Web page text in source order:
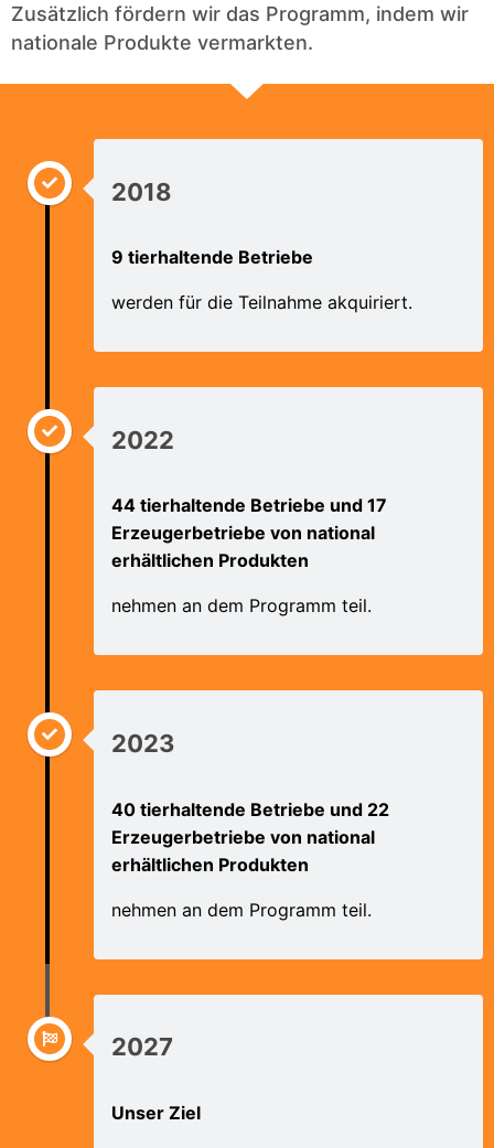
Zusätzlich fördern wir das Programm, indem wir
nationale Produkte vermarkten.
2018
9 tierhaltende Betriebe
werden für die Teilnahme akquiriert.
2022
44 tierhaltende Betriebe und 17
Erzeugerbetriebe von national
erhältlichen Produkten
nehmen an dem Programm teil.
2023
40 tierhaltende Betriebe und 22
Erzeugerbetriebe von national
erhältlichen Produkten
nehmen an dem Programm teil.
2027
Unser Ziel